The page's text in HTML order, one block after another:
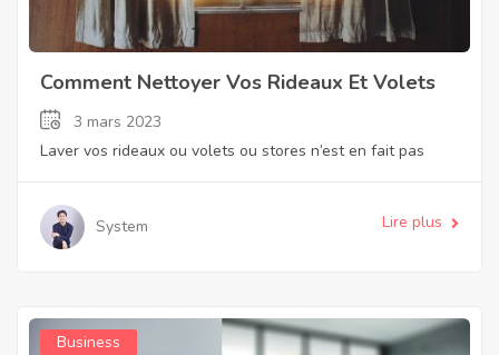
Comment Nettoyer Vos Rideaux Et Volets
3 mars 2023
Laver vos rideaux ou volets ou stores n’est en fait pas
System Lire plus
Business